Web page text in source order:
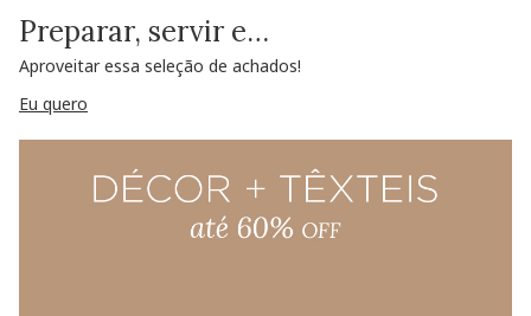
Preparar, servir e…
Aproveitar essa seleção de achados!
Eu quero